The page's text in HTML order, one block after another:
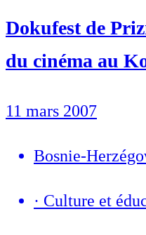
Dokufest de
du cinéma au
11 mars 2007
Bosnie-
· Culture et